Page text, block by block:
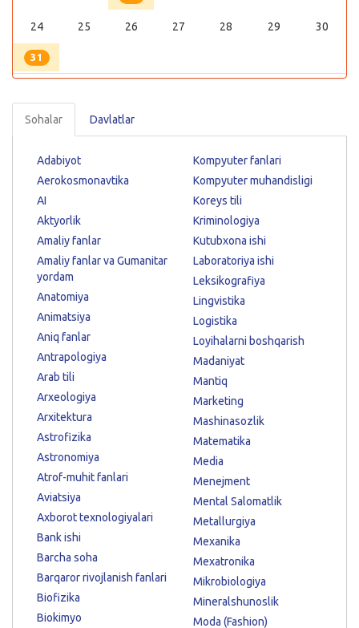
24 25 26 27 28 29 30
31
Sohalar Davlatlar
Adabiyot
Aerokosmonavtika
AI
Aktyorlik
Amaliy fanlar
Amaliy fanlar va Gumanitar
yordam
Anatomiya
Animatsiya
Aniq fanlar
Antrapologiya
Arab tili
Arxeologiya
Arxitektura
Astrofizika
Astronomiya
Atrof-muhit fanlari
Aviatsiya
Axborot texnologiyalari
Bank ishi
Barcha soha
Barqaror rivojlanish fanlari
Biofizika
Biokimyo
Kompyuter fanlari
Kompyuter muhandisligi
Koreys tili
Kriminologiya
Kutubxona ishi
Laboratoriya ishi
Leksikografiya
Lingvistika
Logistika
Loyihalarni boshqarish
Madaniyat
Mantiq
Marketing
Mashinasozlik
Matematika
Media
Menejment
Mental Salomatlik
Metallurgiya
Mexanika
Mexatronika
Mikrobiologiya
Mineralshunoslik
Moda (Fashion)